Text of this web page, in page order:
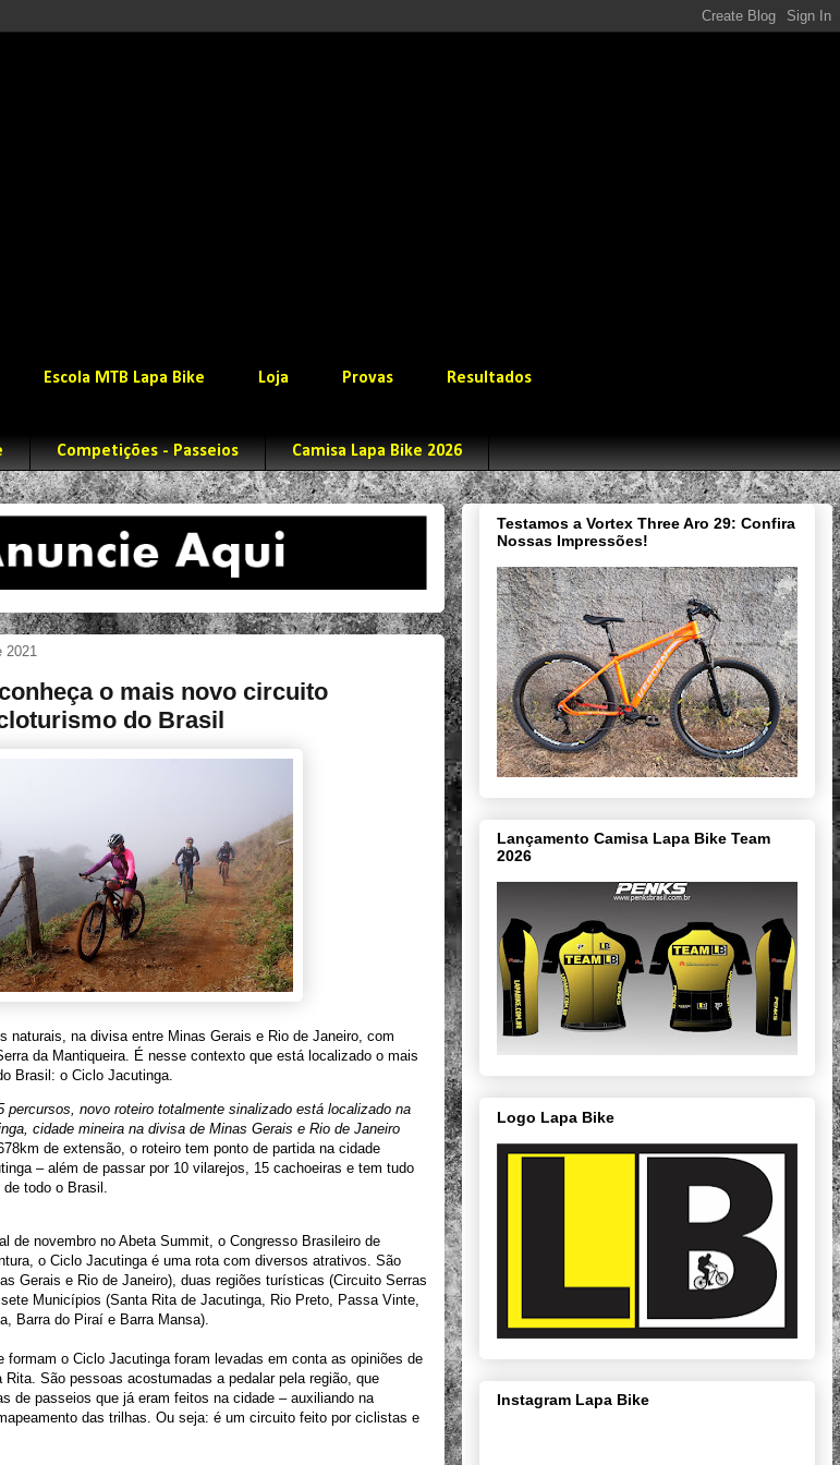
Escola MTB Lapa Bike Loja Provas Resultados
Competições - Passeios Camisa Lapa Bike 2026
2021
o mais novo circuito
do Brasil
naturais, na divisa entre Minas Gerais e Rio de Janeiro, com
da Mantiqueira. É nesse contexto que está localizado o mais
Brasil: o Ciclo Jacutinga.
percursos, novo roteiro totalmente sinalizado está localizado na
cidade mineira na divisa de Minas Gerais e Rio de Janeiro
de extensão, o roteiro tem ponto de partida na cidade
– além de passar por 10 vilarejos, 15 cachoeiras e tem tudo
todo o Brasil.
de novembro no Abeta Summit, o Congresso Brasileiro de
o Ciclo Jacutinga é uma rota com diversos atrativos. São
Gerais e Rio de Janeiro), duas regiões turísticas (Circuito Serras
Municípios (Santa Rita de Jacutinga, Rio Preto, Passa Vinte,
Barra do Piraí e Barra Mansa).
formam o Ciclo Jacutinga foram levadas em conta as opiniões de
São pessoas acostumadas a pedalar pela região, que
de passeios que já eram feitos na cidade – auxiliando na
das trilhas. Ou seja: é um circuito feito por ciclistas e
Testamos a Vortex Three Aro 29: Confira
Nossas Impressões!
Lançamento Camisa Lapa Bike Team
2026
Logo Lapa Bike
Instagram Lapa Bike